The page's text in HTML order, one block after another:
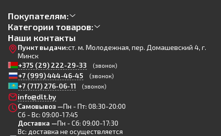
Покупателям:
Категории товаров:
Наши контакты
Пункт выдачи:ст. м. Молодежная, пер. Домашевский 4, г.
Минск
+375 (29) 222-29-33
(звонок)
+7 (999) 444-46-45 (звонок)
+7 (717) 276-06-11 (звонок)
info@dlt.by
Самовывоз —Пн - Пт: 08:30-20:00
Сб - Вс: 09:00-17:45
Доставка —Пн - Сб: 09:00-17:30
Вс: доставка не осуществляется